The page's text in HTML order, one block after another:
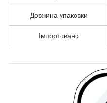
Довжина упаковки
Імпортовано